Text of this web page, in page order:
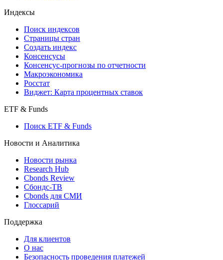
Кредиты
Поиск кредитов
Индексы
Поиск индексов
Страницы стран
Создать индекс
Консенсусы
Консенсус-прогнозы по отчетности
Макроэкономика
Виджет: Карта процентных ставок
ETF & Funds
Поиск ETF & Funds
Новости и Аналитика
Новости рынка
Research Hub
Cbonds Review
Сбондс-ТВ
Глоссарий
Поддержка